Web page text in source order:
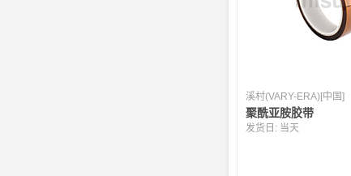
溪村(VARY-ERA)[中国]
聚酰亚胺胶带
发货日: 当天